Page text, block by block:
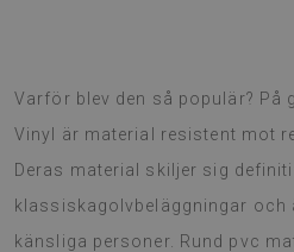
Varför blev den så populär? På
Vinyl är material resistent mot
Deras material skiljer sig
klassiskagolvbeläggningar
känsliga personer. Rund pvc